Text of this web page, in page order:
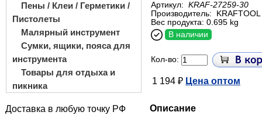
Пены / Клеи / Герметики /
Пистолеты
Малярный инструмент
Сумки, ящики, пояса для
инструмента
Товары для отдыха и
пикника
Доставка в любую точку РФ
Артикул: KRAF-27259-30
Производитель:
KRAFTOOL
Вес продукта: 0.695 kg
В наличии
Кол-во:
1 194 ₽ Цена оптом
Описание